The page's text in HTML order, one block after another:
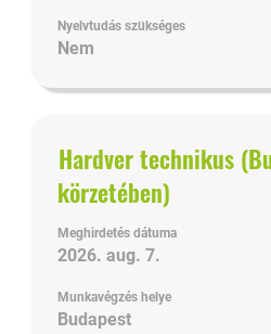
Nyelvtudás szükséges
Nem
Cím
Hardver technikus
körzetében)
Meghirdetés dátuma
2026. aug. 7.
Munkavégzés helye
Budapest
Jelölje
ki
a
szóköz
billentyűvel
állásinformáció
teljes